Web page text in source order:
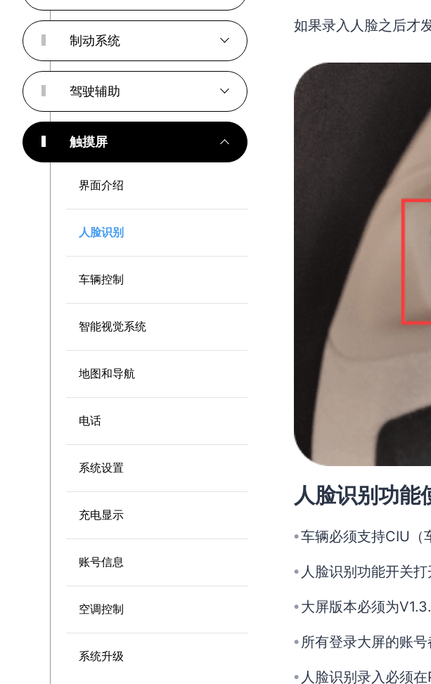
制动系统
驾驶辅助
触摸屏
界面介绍
人脸识别
车辆控制
智能视觉系统
地图和导航
电话
系统设置
充电显示
账号信息
空调控制
系统升级
如果录入人脸之后才
人脸识别功能
● 车辆必须支持CIU（
● 人脸识别功能开关
● 大屏版本必须为
● 所有登录大屏的账
● 人脸识别录入必须